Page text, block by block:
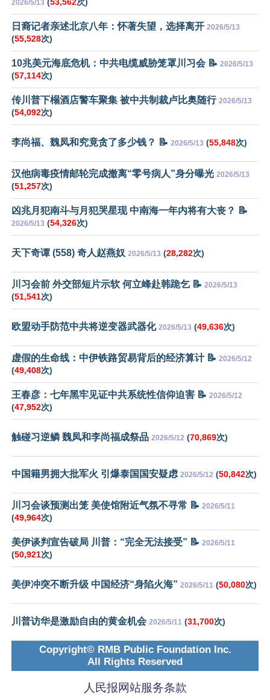
2026/5/13
日裔记者亲述北京八年：怀著失望，选择离开 2026/5/13
(55,528次)
10兆美元海底危机：中共电缆威胁笼罩川习会 📝 2026/5/13
(57,114次)
传川普下榻酒店警车聚集 被中共制裁卢比奥随行 2026/5/13
(54,092次)
李尚福、魏凤和究竟贪了多少钱？ 📝 2026/5/13 (55,848次)
汉他病毒疫情邮轮完成撤离“零号病人”身分曝光 2026/5/13
(51,257次)
凶兆月犯南斗与月犯哭星现 中南海一年内将有大丧？ 📝
2026/5/13 (54,326次)
天下奇谭 (558) 奇人赵燕奴 2026/5/13 (28,282次)
川习会前 外交部短片示软 何立峰赴韩跪乞 📝 2026/5/13
(51,541次)
欧盟动手防范中共将逆变器武器化 2026/5/13 (49,636次)
虚假的生命线：中伊铁路贸易背后的经济算计 📝 2026/5/12
(49,408次)
王春彦：七年黑牢见证中共系统性信仰迫害 📝 2026/5/12
(47,952次)
触碰习逆鳞 魏凤和李尚福成祭品 2026/5/12 (70,869次)
中国籍男拥大批军火 引爆泰国国安疑虑 2026/5/12 (50,842次)
川习会谈预测出笼 美使馆附近气氛不寻常 📝 2026/5/11
(49,964次)
美伊谈判宣告破局 川普：“完全无法接受” 📝 2026/5/11
(50,921次)
美伊冲突不断升级 中国经济“身陷火海” 2026/5/11 (50,080次)
川普访华是激励自由的黄金机会 2026/5/11 (31,700次)
Copyright© RMB Public Foundation Inc.
All Rights Reserved
人民报网站服务条款